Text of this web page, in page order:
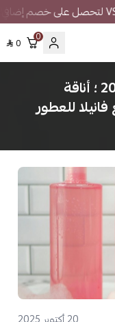
0
0
عطور برائحة النظافة للنساء 2026 ؛ أناقة
للعطور